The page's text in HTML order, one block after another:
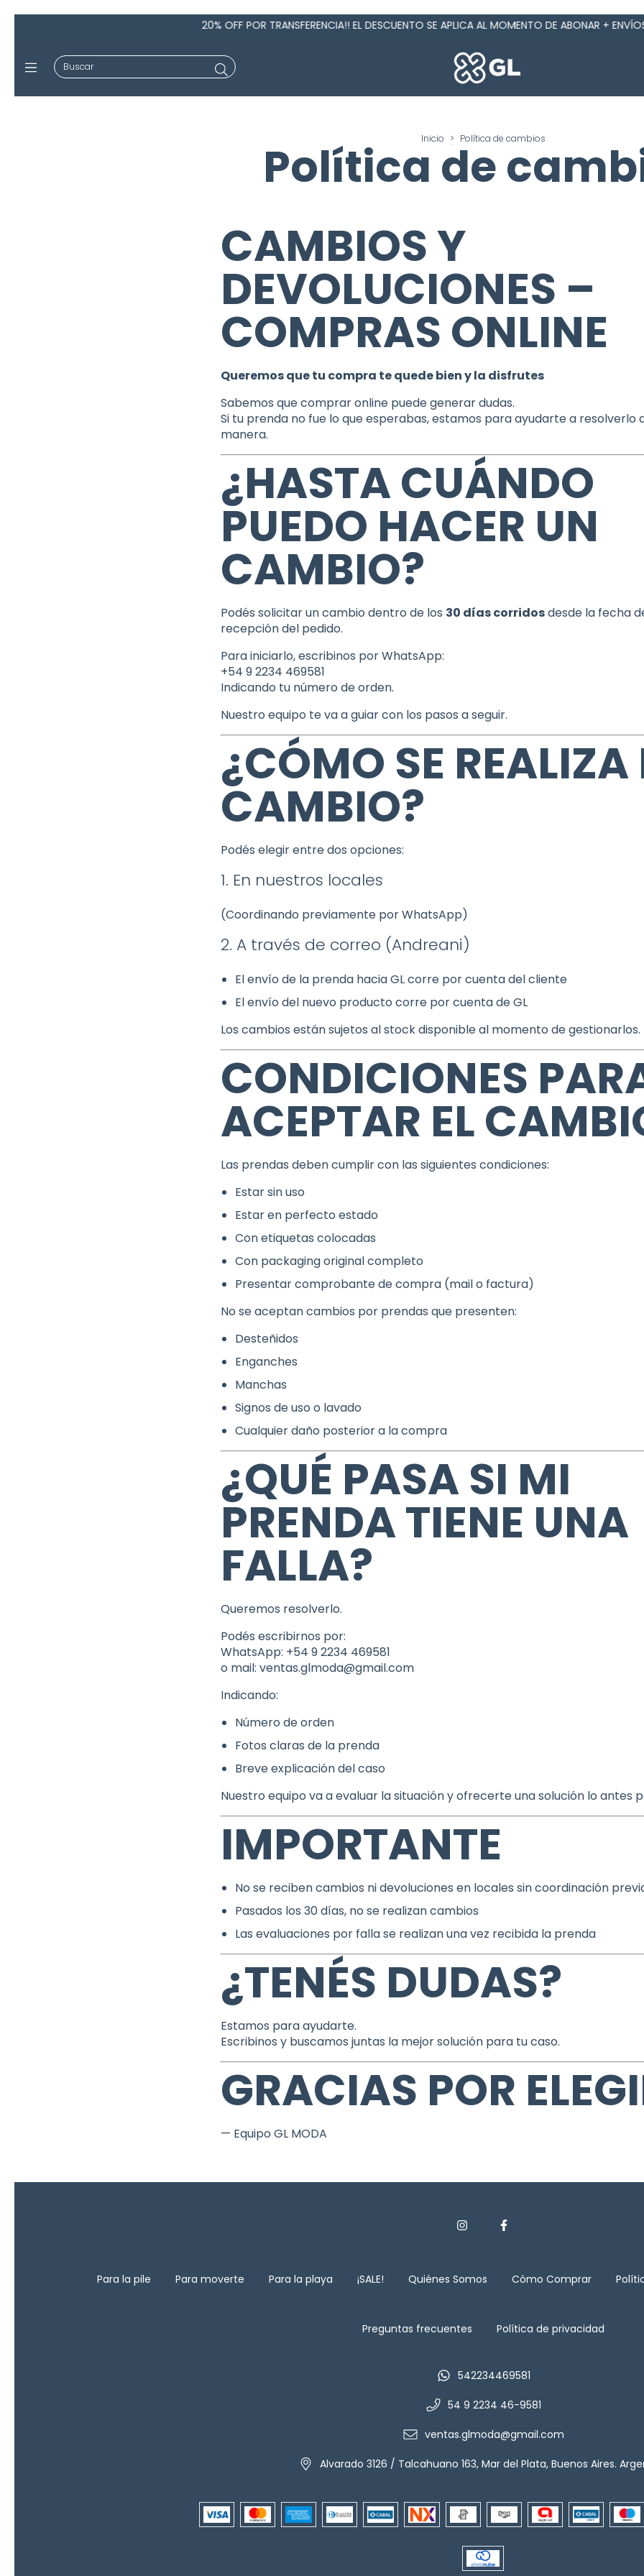
20% OFF POR TRANSFERENCIA!! EL DESCUENTO SE APLICA AL MOMENTO DE ABONAR +
Inicio > Política de cambios
Política de
CAMBIOS Y
DEVOLUCIONES –
COMPRAS ONLINE
Queremos que tu compra te quede bien y la disfrutes
Sabemos que comprar online puede generar dudas.
Si tu prenda no fue lo que esperabas, estamos para ayudarte a resolverlo
manera.
¿HASTA CUÁNDO
PUEDO HACER UN
CAMBIO?
Podés solicitar un cambio dentro de los 30 días corridosdesde la fecha
recepción del pedido.
Para iniciarlo, escribinos por WhatsApp:
+54 9 2234 469581
Indicando tu número de orden.
Nuestro equipo te va a guiar con los pasos a seguir.
¿CÓMO SE REALIZA
CAMBIO?
Podés elegir entre dos opciones:
1. En nuestros locales
(Coordinando previamente por WhatsApp)
2. A través de correo (Andreani)
El envío de la prenda hacia GL corre por cuenta del cliente
El envío del nuevo producto corre por cuenta de GL
Los cambios están sujetos al stock disponible al momento de gestionarlos.
CONDICIONES
ACEPTAR EL
Las prendas deben cumplir con las siguientes condiciones:
Estar sin uso
Estar en perfecto estado
Con etiquetas colocadas
Con packaging original completo
Presentar comprobante de compra (mail o factura)
No se aceptan cambios por prendas que presenten:
Desteñidos
Enganches
Manchas
Signos de uso o lavado
Cualquier daño posterior a la compra
¿QUÉ PASA SI MI
PRENDA TIENE UNA
FALLA?
Queremos resolverlo.
Podés escribirnos por:
WhatsApp: +54 9 2234 469581
o mail: ventas.glmoda@gmail.com
Indicando:
Número de orden
Fotos claras de la prenda
Breve explicación del caso
Nuestro equipo va a evaluar la situación y ofrecerte una solución lo antes
IMPORTANTE
No se reciben cambios ni devoluciones en locales sin coordinación
Pasados los 30 días, no se realizan cambios
Las evaluaciones por falla se realizan una vez recibida la prenda
¿TENÉS DUDAS?
Estamos para ayudarte.
Escribinos y buscamos juntas la mejor solución para tu caso.
GRACIAS POR
— Equipo GL MODA
Para la pile Para moverte Para la playa ¡SALE! Quiénes Somos Cómo Comprar
Preguntas frecuentes Política de privacidad
542234469581
54 9 2234 46-9581
ventas.glmoda@gmail.com
Alvarado 3126 / Talcahuano 163, Mar del Plata, Buenos Aires.